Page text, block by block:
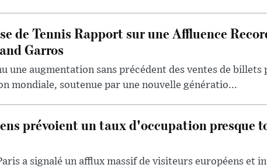
de Tennis Rapport sur une Affluence
Garros
une augmentation sans précédent des ventes de
mondiale, soutenue par une nouvelle génératio...
prévoient un taux d'occupation presque
a signalé un afflux massif de visiteurs européens et